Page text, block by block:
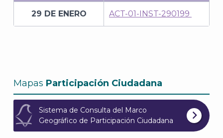
29 DE ENERO ACT-01-INST-290199
Mapas Participación Ciudadana
Sistema de Consulta del Marco
Geográfico de Participación Ciudadana